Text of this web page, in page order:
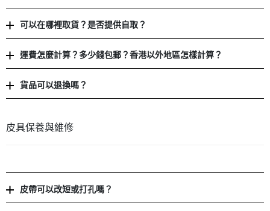
可以在哪裡取貨？是否提供自取？
運費怎麼計算？多少錢包郵？香港以外地區怎樣計算？
貨品可以退換嗎？
皮具保養與維修
皮帶可以改短或打孔嗎？